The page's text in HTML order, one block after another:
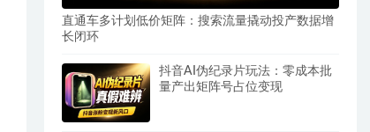
直通车多计划低价矩阵：搜索流量撬动投产数据增
长闭环
抖音AI伪纪录片玩法：零成本批
量产出矩阵号占位变现